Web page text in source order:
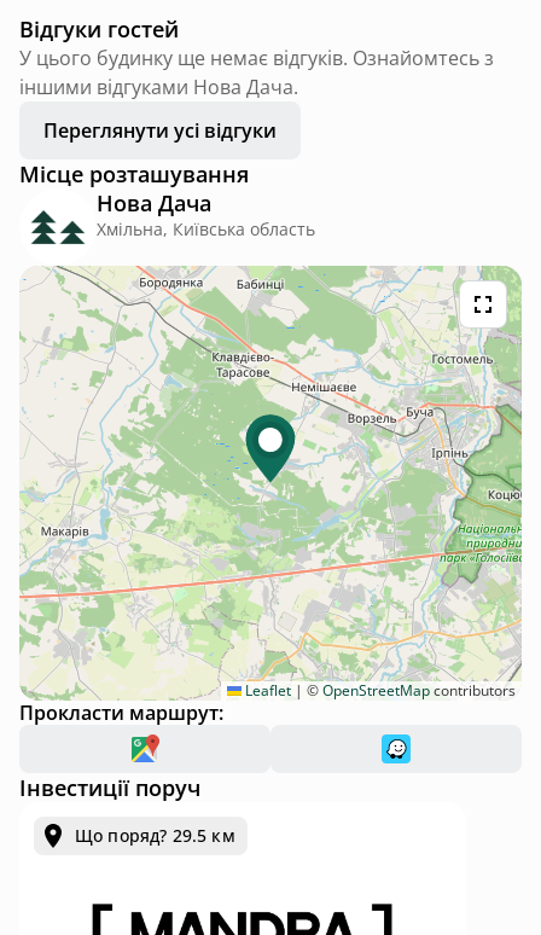
Відгуки гостей
У цього будинку ще немає відгуків. Ознайомтесь з
іншими відгуками Нова Дача.
Переглянути усі відгуки
Місце розташування
Нова Дача
Хмільна, Київська область
Leaflet | ©OpenStreetMapcontributors
Прокласти маршрут:
Інвестиції поруч
Що поряд? 29.5 км